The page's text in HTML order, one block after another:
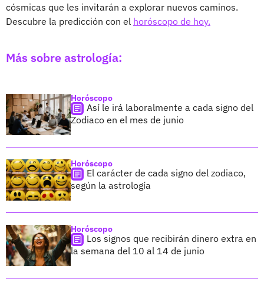
cósmicas que les invitarán a explorar nuevos caminos.
Descubre la predicción con el horóscopo de hoy.
Más sobre astrología:
Horóscopo
Así le irá laboralmente a cada signo del
Zodiaco en el mes de junio
Horóscopo
El carácter de cada signo del zodiaco,
según la astrología
Horóscopo
Los signos que recibirán dinero extra en
la semana del 10 al 14 de junio